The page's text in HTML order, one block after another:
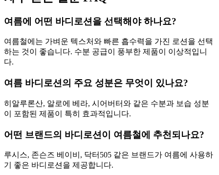
여름에 어떤 바디로션을 선택해야 하나요?
여름철에는 가벼운 텍스처와 빠른 흡수력을 가진 로션을 선택
하는 것이 좋습니다. 수분 공급이 풍부한 제품이 이상적입니
다.
여름 바디로션의 주요 성분은 무엇이 있나요?
히알루론산, 알로에 베라, 시어버터와 같은 수분과 보습 성분
이 포함된 제품이 특히 효과적입니다.
어떤 브랜드의 바디로션이 여름철에 추천되나요?
루시스, 존슨즈 베이비, 닥터505 같은 브랜드가 여름에 사용하
기 좋은 바디로션을 제공합니다.